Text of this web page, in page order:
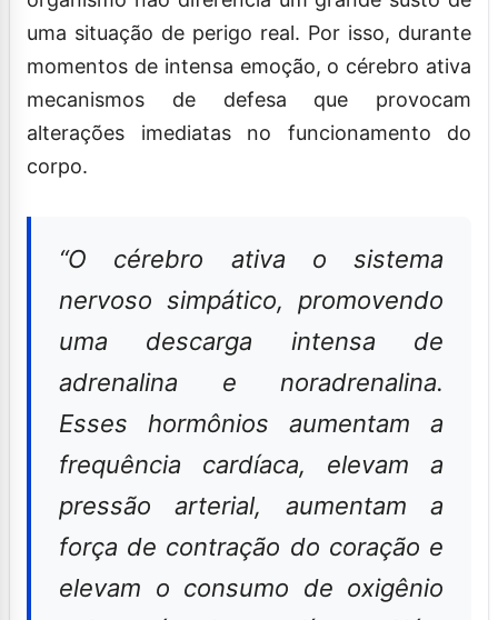
uma situação de perigo real. Por isso, durante
momentos de intensa emoção, o cérebro ativa
mecanismos de defesa que provocam
alterações imediatas no funcionamento do
corpo.
“O cérebro ativa o sistema
nervoso simpático, promovendo
uma descarga intensa de
adrenalina e noradrenalina.
Esses hormônios aumentam a
frequência cardíaca, elevam a
pressão arterial, aumentam a
força de contração do coração e
elevam o consumo de oxigênio